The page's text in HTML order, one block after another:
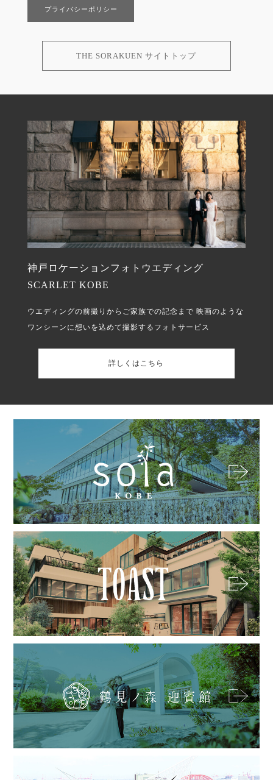
プライバシーポリシー
THE SORAKUEN サイトトップ
神戸ロケーションフォトウエディング
SCARLET KOBE
ウエディングの前撮りからご家族での記念まで 映画のような
ワンシーンに想いを込めて撮影するフォトサービス
詳しくはこちら